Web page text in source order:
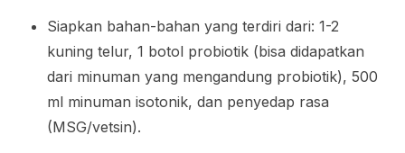
Siapkan bahan-bahan yang terdiri dari: 1-2
kuning telur, 1 botol probiotik (bisa didapatkan
dari minuman yang mengandung probiotik), 500
ml minuman isotonik, dan penyedap rasa
(MSG/vetsin).